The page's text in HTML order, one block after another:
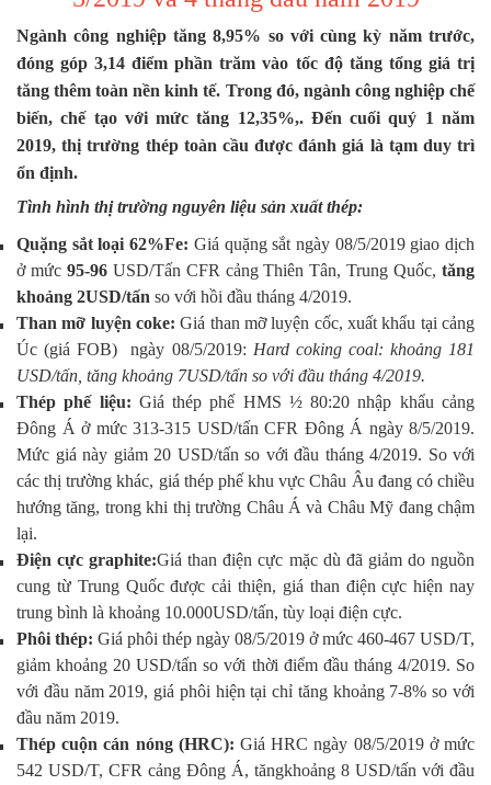
Ngành công nghiệp tăng 8,95% so với cùng kỳ năm trước,
đóng góp 3,14 điểm phần trăm vào tốc độ tăng tổng giá trị
tăng thêm toàn nền kinh tế. Trong đó, ngành công nghiệp chế
biến, chế tạo với mức tăng 12,35%,. Đến cuối quý 1 năm
2019, thị trường thép toàn cầu được đánh giá là tạm duy trì
ổn định.
Tình hình thị trường nguyên liệu sản xuất thép:
Quặng sắt loại 62%Fe: Giá quặng sắt ngày 08/5/2019 giao dịch
ở mức 95-96USD/Tấn CFR cảng Thiên Tân, Trung Quốc,tăng
khoảng 2USD/tấn so với hồi đầu tháng 4/2019.
Than mỡ luyện coke:Giá than mỡ luyện cốc, xuất khẩu tại cảng
Úc (giá FOB) ngày 08/5/2019: Hard coking coal: khoảng 181
USD/tấn, tăng khoảng 7USD/tấn so với đầu tháng 4/2019.
Thép phế liệu: Giá thép phế HMS ½ 80:20 nhập khẩu cảng
Đông Á ở mức 313-315 USD/tấn CFR Đông Á ngày 8/5/2019.
Mức giá này giảm 20 USD/tấn so với đầu tháng 4/2019. So với
các thị trường khác, giá thép phế khu vực Châu Âu đang có chiều
hướng tăng, trong khi thị trường Châu Á và Châu Mỹ đang chậm
lại.
Điện cực graphite:Giá than điện cực mặc dù đã giảm do nguồn
cung từ Trung Quốc được cải thiện, giá than điện cực hiện nay
trung bình là khoảng 10.000USD/tấn, tùy loại điện cực.
Phôi thép: Giá phôi thép ngày 08/5/2019 ở mức 460-467 USD/T,
giảm khoảng 20 USD/tấn so với thời điểm đầu tháng 4/2019. So
với đầu năm 2019, giá phôi hiện tại chỉ tăng khoảng 7-8% so với
đầu năm 2019.
Thép cuộn cán nóng (HRC): Giá HRC ngày 08/5/2019 ở mức
542 USD/T, CFR cảng Đông Á, tăngkhoảng 8 USD/tấn với đầu